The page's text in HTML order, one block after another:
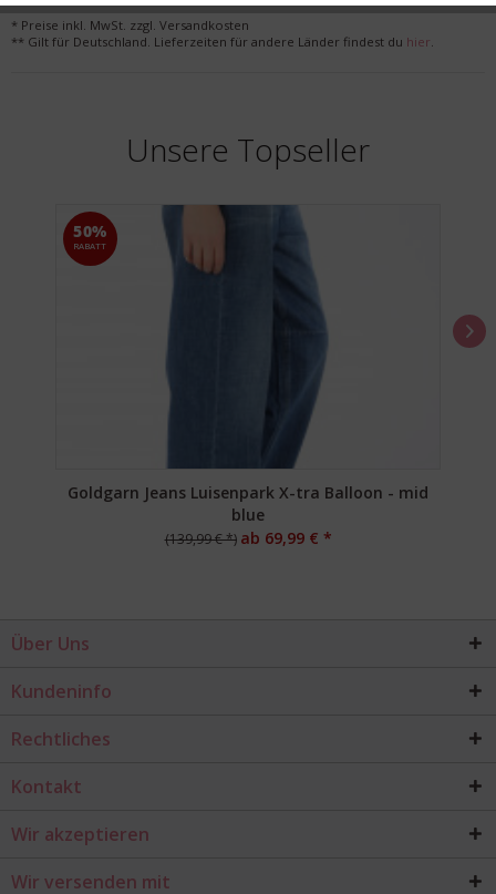
* Preise inkl. MwSt. zzgl. Versandkosten
** Gilt für Deutschland. Lieferzeiten für andere Länder findest du hier.
Unsere Topseller
50%
RABATT
Goldgarn Jeans Luisenpark X-tra Balloon - mid
blue
(139,99 € *) ab 69,99 € *
Über Uns
Kundeninfo
Rechtliches
Kontakt
Wir akzeptieren
Wir versenden mit